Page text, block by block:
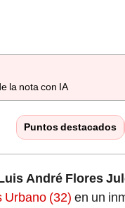
la nota con IA
Puntos destacados
André Flores
Urbano (32) en un